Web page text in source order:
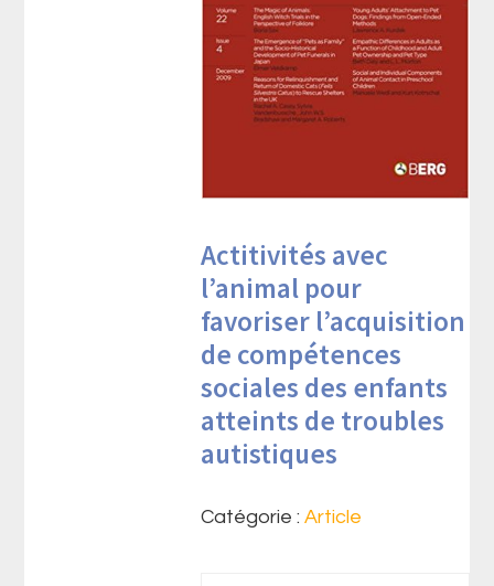
Actitivités avec
l’animal pour
favoriser l’acquisition
de compétences
sociales des enfants
atteints de troubles
autistiques
Catégorie :Article